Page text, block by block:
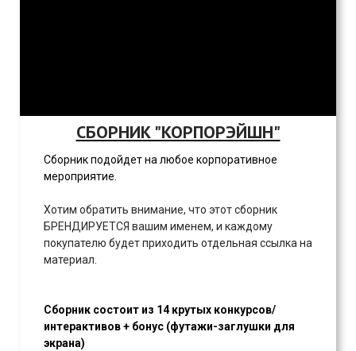
СБОРНИК "КОРПОРЭЙШН"
Сборник подойдет на любое корпоративное
мероприятие.
Хотим обратить внимание, что этот сборник
БРЕНДИРУЕТСЯ вашим именем, и каждому
покупателю будет приходить отдельная ссылка на
материал.
Сборник состоит из 14 крутых конкурсов/
интерактивов + бонус (футажи-заглушки для
экрана)